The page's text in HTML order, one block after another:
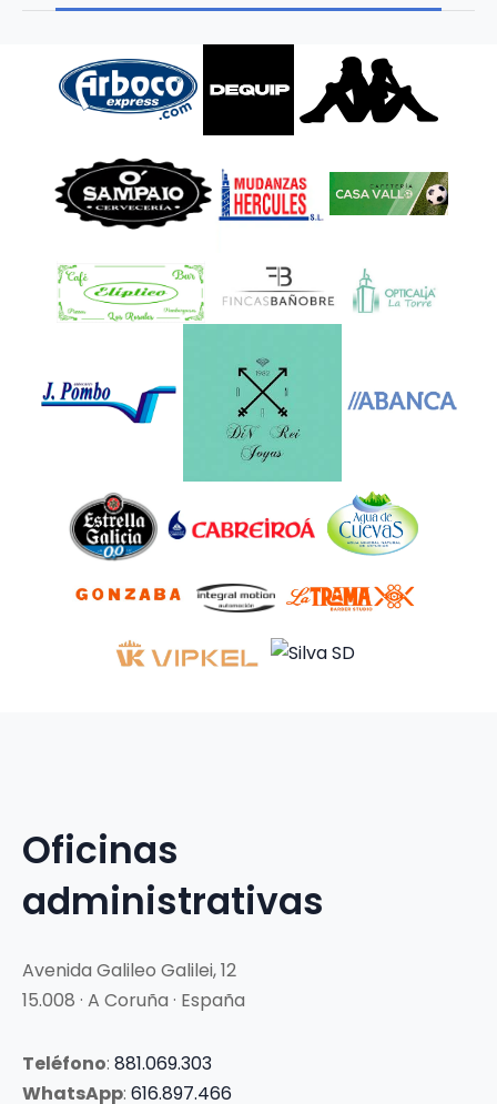
Oficinas
administrativas
Avenida Galileo Galilei, 12
15.008 · A Coruña · España
Teléfono: 881.069.303
WhatsApp: 616.897.466